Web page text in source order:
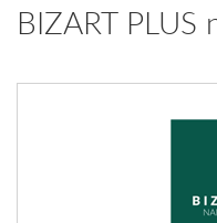
BIZART